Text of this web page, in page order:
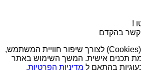
!
קשר בהקדם
האתר משתמש בעוגיות (Cookies) לצורך שיפור חוויית המשתמש,
תכנים אישית. המשך השימוש באתר
בהתאם ל מדיניות הפרטיות.